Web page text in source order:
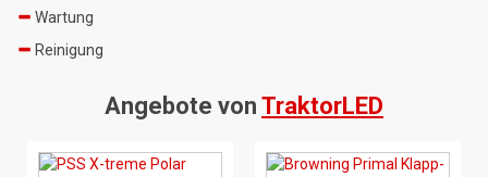
Wartung
Reinigung
Angebote von TraktorLED